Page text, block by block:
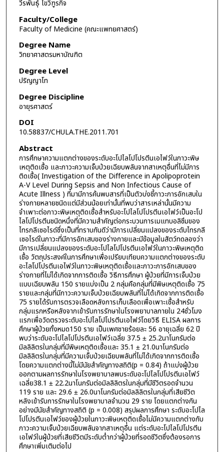
วีรพันธุ์ โขวิฑูรกิจ
Faculty/College
Faculty of Medicine (คณะแพทยศาสตร์)
Degree Name
วิทยาศาสตรมหาบัณฑิต
Degree Level
ปริญญาโท
Degree Discipline
อายุรศาสตร์
DOI
10.58837/CHULA.THE.2011.701
Abstract
การศึกษาความแตกต่างของระดับอะโปไลโปโปรตีนเอไฟว์ในภาวะพิษ
เหตุติดเชื้อ และภาวะความเจ็บป่วยเฉียบพลันจากสาเหตุอื่นที่ไม่มีการ
ติดเชื้อ( Investigation of the Difference in Apolipoprotein
A-V Level During Sepsis and Non Infectious Cause of
Acute Illness ) ที่มามีการค้นพบสารที่เป็นตัวบ่งชี้ภาวะการอักเสบใน
ร่างกายหลายชนิดแต่มีส่วนน้อยเท่านั้นที่พบว่าสารเหล่านั้นมีความ
จำเพาะต่อภาวะพิษเหตุติดเชื้อสำหรับอะโปไลโปโปรตีนเอไฟว์เป็นอะโป
ไลโปโปรตีนชนิดหนึ่งที่มีความสำคัญต่อกระบวนการเมแทบอลิซึมของ
ไทรกลีเซอไรด์ซึ่งเป็นที่ทราบกันดีว่ามีการเปลี่ยนแปลงของระดับไทรกลี
เซอไรด์ในภาวะที่มีการอักเสบของร่างกายและมีข้อมูลในสัตว์ทดลองว่า
มีการเปลี่ยนแปลงของระดับอะโปไลโปโปรตีนเอไฟว์ในภาวะพิษเหตุติด
เชื้อ วัตถุประสงค์ในการศึกษาเพื่อเปรียบเทียบความแตกต่างของระดับ
อะไลโปโปรตีนเอไฟว์ในภาวะพิษเหตุติดเชื้อและภาวะการอักเสบของ
ร่างกายที่ไม่ได้เกิดจากการติดเชื้อ วิธีการศึกษา ผู้ป่วยที่มีการเจ็บป่วย
แบบเฉียบพลัน 150 รายแบ่งเป็น 2 กลุ่มคือกลุ่มที่มีพิษเหตุติดเชื้อ 75
รายและกลุ่มที่มีภาวะความเจ็บป่วยเฉียบพลันที่ไม่ได้เกิดจากการติดเชื้อ
75 รายได้รับการตรวจเลือดหลังการเก็บเลือดเพื่อเพาะเชื้อสำหรับ
กลุ่มแรกหรือหลังจากเข้ารับการรักษาในโรงพยาบาลภายใน 24ชั่วโมง
แรกเพื่อวัดตรวจระดับอะโปไลโปโปรตีนเอไฟว์โดยวิธี ELISA ผลการ
ศึกษาผู้ป่วยทั้งหมด150 ราย เป็นเพศชายร้อยละ 56 อายุเฉลี่ย 62 ปี
พบว่าระดับอะโปไลโปโปรตีนเอไฟว์เฉลี่ย 37.5 ± 25.2นาโนกรัมต่อ
มิลลิลิตรในกลุ่มที่มีพิษเหตุติดเชื้อและ 35.1 ± 21.0นาโนกรัมต่อ
มิลลิลิตรในกลุ่มที่มีความเจ็บป่วยเฉียบพลันที่ไม่ได้เกิดจากการติดเชื้อ
โดยความแตกต่างนี้ไม่มีนัยสำคัญทางสถิติ(p = 0.84) ถ้าแบ่งผู้ป่วย
ออกตามผลการรักษาในโรงพยาบาลพบระดับอะโปไลโปโปรตีนเอไฟว์
เฉลี่ย38.1 ± 22.2นาโนกรัมต่อมิลลิลิตรในกลุ่มที่มีชีวิตรอดจำนวน
119 ราย และ 29.6 ± 26.0นาโนกรัมต่อมิลลิลิตรในกลุ่มที่เสียชีวิต
หลังเข้ารับการรักษาในโรงพยาบาลจำนวน 29 ราย โดยแตกต่างกัน
อย่างมีนัยสำคัญทางสถิติ (p = 0.008) สรุปผลการศึกษา ระดับอะโปไล
โปโปรตีนเอไฟว์ของผู้ป่วยในภาวะพิษเหตุติดเชื้อไม่มีความแตกต่างกับ
ภาวะความเจ็บป่วยเฉียบพลันจากสาเหตุอื่น แต่ระดับอะโปไลโปโปรตีน
เอไฟว์ในผู้ป่วยที่เสียชีวิตมีระดับต่ำกว่าผู้ป่วยที่รอดชีวิตซึ่งต้องรอการ
ศึกษาเพิ่มเติมต่อไป